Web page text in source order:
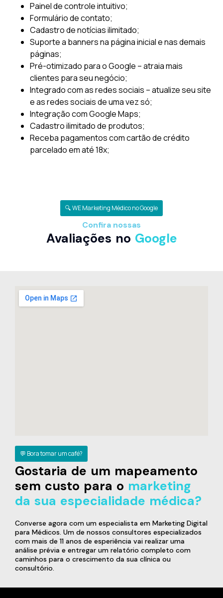
Painel de controle intuitivo;
Formulário de contato;
Cadastro de notícias ilimitado;
Suporte a banners na página inicial e nas demais
páginas;
Pré-otimizado para o Google – atraia mais
clientes para seu negócio;
Integrado com as redes sociais – atualize seu site
e as redes sociais de uma vez só;
Integração com Google Maps;
Cadastro ilimitado de produtos;
Receba pagamentos com cartão de crédito
parcelado em até 18x;
🔍 WE Marketing Médico no Google
Confira nossas
Avaliações no Google
💬 Bora tomar um café?
Gostaria de um mapeamento
sem custo para o marketing
da sua especialidade médica?
Converse agora com um especialista em Marketing Digital
para Médicos. Um de nossos consultores especializados
com mais de 11 anos de esperiência vai realizar uma
análise prévia e entregar um relatório completo com
caminhos para o crescimento da sua clínica ou
consultório.